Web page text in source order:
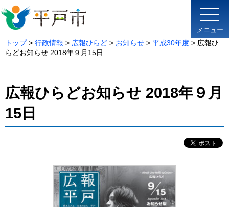
メニュー
トップ> 行政情報 > 広報ひらど > お知らせ > 平成30年度 > 広報ひ
らどお知らせ 2018年９月15日
広報ひらどお知らせ 2018年９月
15日